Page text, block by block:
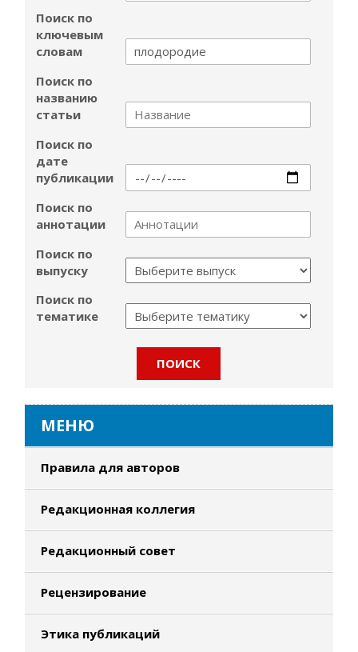
Поиск по
ключевым
словам
Поиск по
названию
статьи
Поиск по
дате
публикации
Поиск по
аннотации
Поиск по
выпуску
Поиск по
тематике
МЕНЮ
Правила для авторов
Редакционная коллегия
Редакционный совет
Рецензирование
Этика публикаций